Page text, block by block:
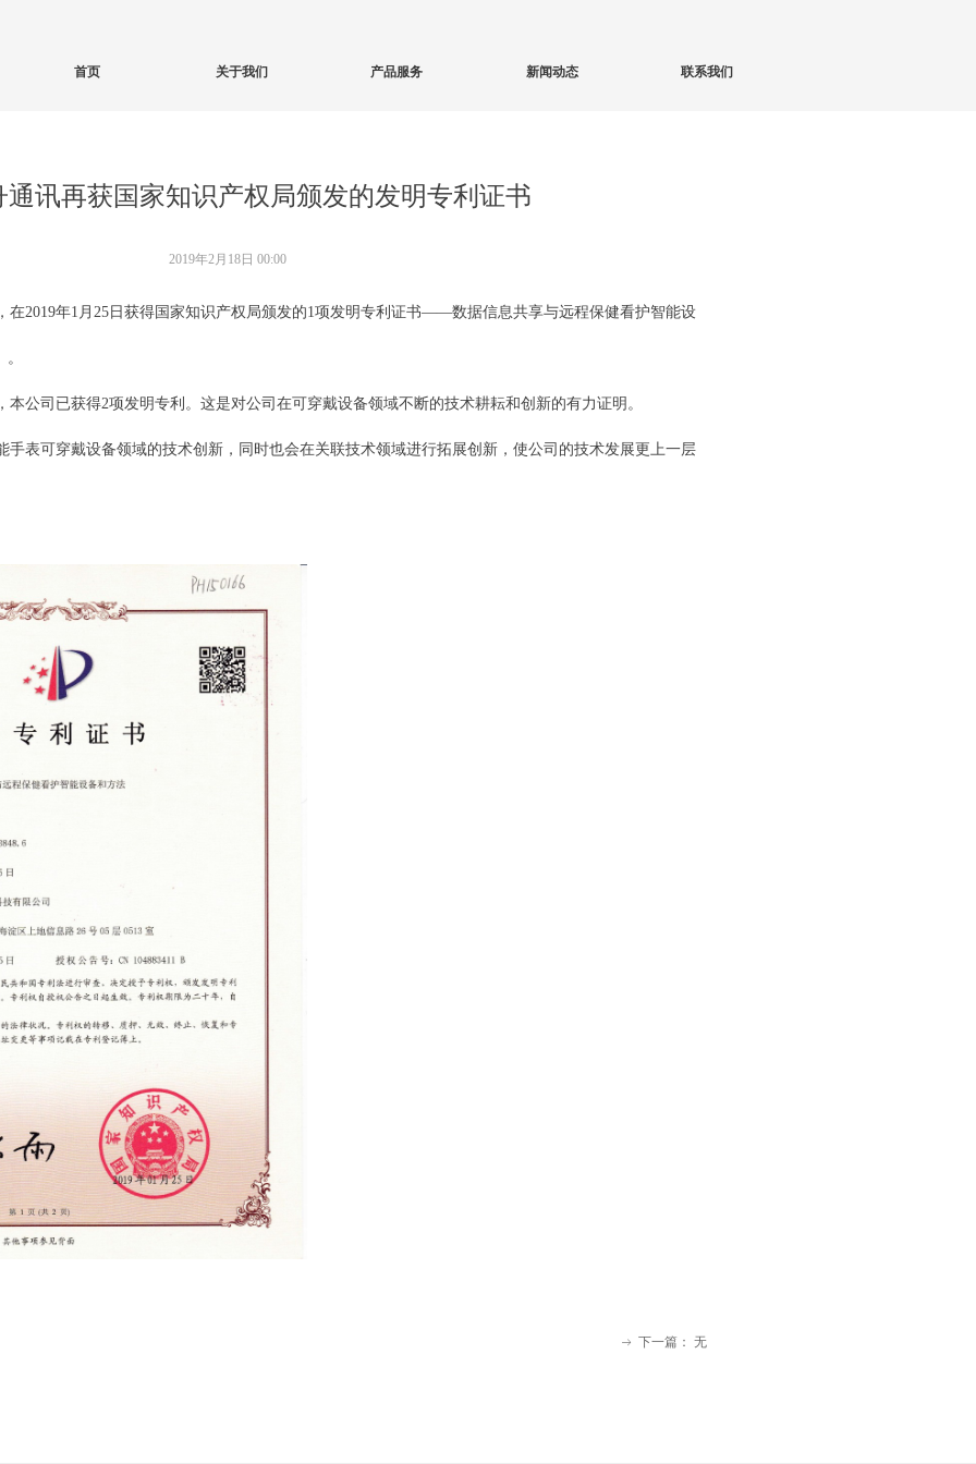
首页 关于我们 产品服务 新闻动态 联系我们
通讯再获国家知识产权局颁发的发明专利证书
在2019年1月25日获得国家知识产权局颁发的1项发明专利证书——数据信息共享与远程保健看护智能设
本公司已获得2项发明专利。这是对公司在可穿戴设备领域不断的技术耕耘和创新的有力证明。
手表可穿戴设备领域的技术创新，同时也会在关联技术领域进行拓展创新，使公司的技术发展更上一层
2019年2月18日 00:00
ꁹ 下一篇： 无